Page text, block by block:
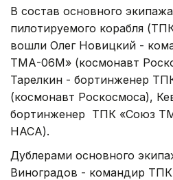
В состав основного
пилотируемого корабля
вошли Олег Новицкий -
ТМА-06М» (космонавт
Тарелкин - бортинженер
(космонавт Роскосмоса),
бортинженер ТПК «Союз
НАСА).
Дублерами основного
Виноградов - командир